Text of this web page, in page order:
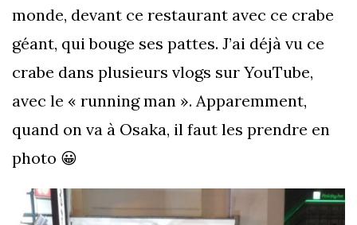
monde, devant ce restaurant avec ce crabe
géant, qui bouge ses pattes. J’ai déjà vu ce
crabe dans plusieurs vlogs sur YouTube,
avec le « running man ». Apparemment,
quand on va à Osaka, il faut les prendre en
photo 😀